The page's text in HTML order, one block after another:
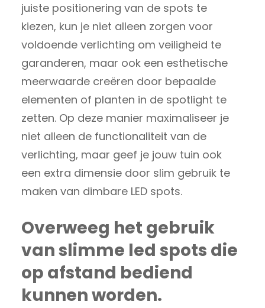
juiste positionering van de spots te
kiezen, kun je niet alleen zorgen voor
voldoende verlichting om veiligheid te
garanderen, maar ook een esthetische
meerwaarde creëren door bepaalde
elementen of planten in de spotlight te
zetten. Op deze manier maximaliseer je
niet alleen de functionaliteit van de
verlichting, maar geef je jouw tuin ook
een extra dimensie door slim gebruik te
maken van dimbare LED spots.
Overweeg het gebruik
van slimme led spots die
op afstand bediend
kunnen worden.